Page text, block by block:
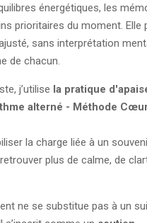
énergétiques, les
prioritaires du moment. Elle
sans interprétation
de chacun.
j’utilise la pratique
alterné - Méthode
la charge liée à un
plus de calme, de
ne se substitue pas à un